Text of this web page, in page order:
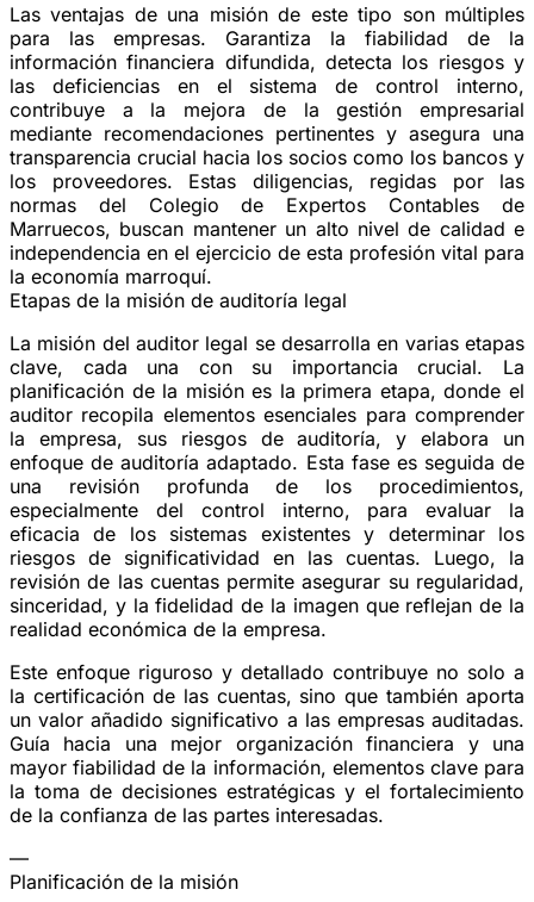
Las ventajas de una misión de este tipo son múltiples
para las empresas. Garantiza la fiabilidad de la
información financiera difundida, detecta los riesgos y
las deficiencias en el sistema de control interno,
contribuye a la mejora de la gestión empresarial
mediante recomendaciones pertinentes y asegura una
transparencia crucial hacia los socios como los bancos y
los proveedores. Estas diligencias, regidas por las
normas del Colegio de Expertos Contables de
Marruecos, buscan mantener un alto nivel de calidad e
independencia en el ejercicio de esta profesión vital para
la economía marroquí.
Etapas de la misión de auditoría legal
La misión del auditor legal se desarrolla en varias etapas
clave, cada una con su importancia crucial. La
planificación de la misión es la primera etapa, donde el
auditor recopila elementos esenciales para comprender
la empresa, sus riesgos de auditoría, y elabora un
enfoque de auditoría adaptado. Esta fase es seguida de
una revisión profunda de los procedimientos,
especialmente del control interno, para evaluar la
eficacia de los sistemas existentes y determinar los
riesgos de significatividad en las cuentas. Luego, la
revisión de las cuentas permite asegurar su regularidad,
sinceridad, y la fidelidad de la imagen que reflejan de la
realidad económica de la empresa.
Este enfoque riguroso y detallado contribuye no solo a
la certificación de las cuentas, sino que también aporta
un valor añadido significativo a las empresas auditadas.
Guía hacia una mejor organización financiera y una
mayor fiabilidad de la información, elementos clave para
la toma de decisiones estratégicas y el fortalecimiento
de la confianza de las partes interesadas.
—
Planificación de la misión